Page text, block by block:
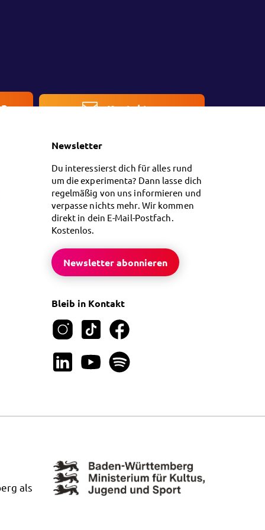
Kontakt
Newsletter
Du interessierst dich für alles rund
um die experimenta? Dann lasse dich
regelmäßig von uns informieren und
verpasse nichts mehr. Wir kommen
direkt in dein E-Mail-Postfach.
Kostenlos.
Newsletter abonnieren
Bleib in Kontakt
als